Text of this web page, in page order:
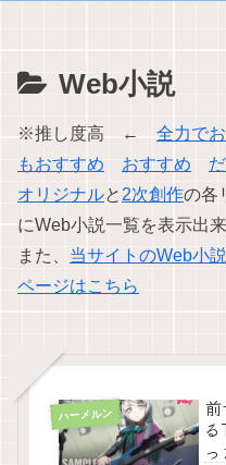
Web小説
※推し度高 ← 全力で
もおすすめ
おすすめ
オリジナルと 2次創作の各
にWeb小説一覧を表示出来
また、 当サイトのWeb小
ページはこちら
ハーメルン